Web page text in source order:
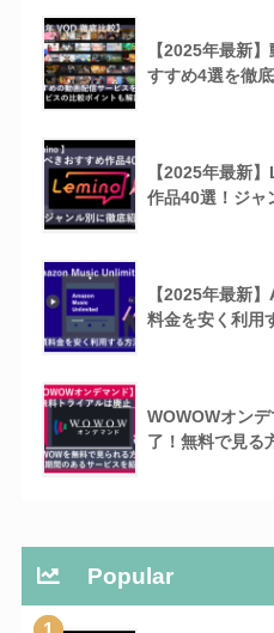
【2025年最新
すすめ4選を徹底
【2025年最新
作品40選！ジャ
【2025年最新
料金を安く利用
WOWOWオン
了！無料で見る
Popular